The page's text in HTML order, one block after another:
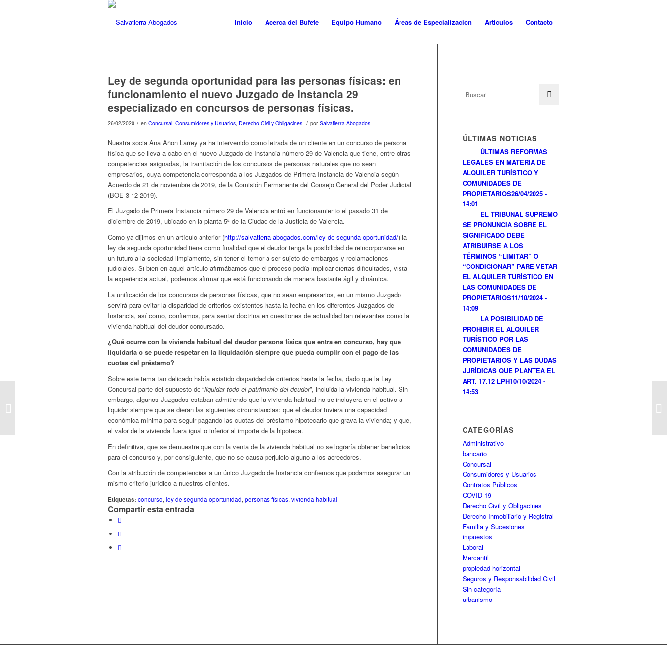
Inicio Acerca del Bufete Equipo Humano Áreas de Especializacion Artículos Contacto
Ley de segunda oportunidad para las personas físicas: en
funcionamiento el nuevo Juzgado de Instancia 29
especializado en concursos de personas físicas.
26/02/2020 / en Concursal, Consumidores y Usuarios, Derecho Civil y Obligacines / por Salvatierra Abogados
Nuestra socia Ana Añon Larrey ya ha intervenido como letrada de un cliente en un concurso de persona
física que se lleva a cabo en el nuevo Juzgado de Instancia número 29 de Valencia que tiene, entre otras
competencias asignadas, la tramitación de los concursos de personas naturales que no sean
empresarios, cuya competencia corresponda a los Juzgados de Primera Instancia de Valencia según
Acuerdo de 21 de noviembre de 2019, de la Comisión Permanente del Consejo General del Poder Judicial
(BOE 3-12-2019).
El Juzgado de Primera Instancia número 29 de Valencia entró en funcionamiento el pasado 31 de
diciembre de 2019, ubicado en la planta 5ª de la Ciudad de la Justicia de Valencia.
Como ya dijimos en un artículo anterior (http://salvatierra-abogados.com/ley-de-segunda-oportunidad/) la
ley de segunda oportunidad tiene como finalidad que el deudor tenga la posibilidad de reincorporarse en
un futuro a la sociedad limpiamente, sin tener el temor a ser sujeto de embargos y reclamaciones
judiciales. Si bien en aquel artículo afirmábamos que el proceso podía implicar ciertas dificultades, vista
la experiencia actual, podemos afirmar que está funcionando de manera bastante ágil y dinámica.
La unificación de los concursos de personas físicas, que no sean empresarios, en un mismo Juzgado
servirá para evitar la disparidad de criterios existentes hasta la fecha en los diferentes Juzgados de
Instancia, así como, confiemos, para sentar doctrina en cuestiones de actualidad tan relevantes como la
vivienda habitual del deudor concursado.
¿Qué ocurre con la vivienda habitual del deudor persona física que entra en concurso, hay que
liquidarla o se puede respetar en la liquidación siempre que pueda cumplir con el pago de las
cuotas del préstamo?
Sobre este tema tan delicado había existido disparidad de criterios hasta la fecha, dado que la Ley
Concursal parte del supuesto de “liquidar todo el patrimonio del deudor”, incluida la vivienda habitual. Sin
embargo, algunos Juzgados estaban admitiendo que la vivienda habitual no se incluyera en el activo a
liquidar siempre que se dieran las siguientes circunstancias: que el deudor tuviera una capacidad
económica mínima para seguir pagando las cuotas del préstamo hipotecario que grava la vivienda; y que,
el valor de la vivienda fuera igual o inferior al importe de la hipoteca.
En definitiva, que se demuestre que con la venta de la vivienda habitual no se lograría obtener beneficios
para el concurso y, por consiguiente, que no se causa perjuicio alguno a los acreedores.
Con la atribución de competencias a un único Juzgado de Instancia confiemos que podamos asegurar un
mismo criterio jurídico a nuestros clientes.
Etiquetas: concurso,ley de segunda oportunidad,personas físicas,vivienda habitual
Compartir esta entrada
ÚLTIMAS NOTICIAS
ÚLTIMAS REFORMAS
LEGALES EN MATERIA DE
ALQUILER TURÍSTICO Y
COMUNIDADES DE
PROPIETARIOS26/04/2025 -
14:01
EL TRIBUNAL SUPREMO
SE PRONUNCIA SOBRE EL
SIGNIFICADO DEBE
ATRIBUIRSE A LOS
TÉRMINOS “LIMITAR” O
“CONDICIONAR” PARE VETAR
EL ALQUILER TURÍSTICO EN
LAS COMUNIDADES DE
PROPIETARIOS11/10/2024 -
14:09
LA POSIBILIDAD DE
PROHIBIR EL ALQUILER
TURÍSTICO POR LAS
COMUNIDADES DE
PROPIETARIOS Y LAS DUDAS
JURÍDICAS QUE PLANTEA EL
ART. 17.12 LPH10/10/2024 -
14:53
CATEGORÍAS
Administrativo
bancario
Concursal
Consumidores y Usuarios
Contratos Públicos
COVID-19
Derecho Civil y Obligacines
Derecho Inmobiliario y Registral
Familia y Sucesiones
impuestos
Laboral
Mercantil
propiedad horizontal
Seguros y Responsabilidad Civil
Sin categoría
urbanismo